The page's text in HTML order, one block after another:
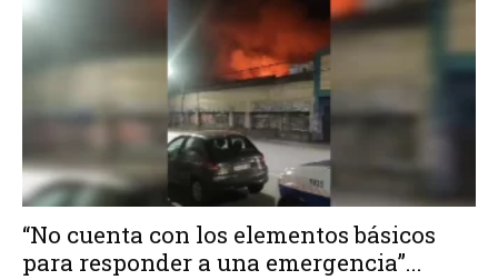
“No cuenta con los elementos básicos
para responder a una emergencia”...